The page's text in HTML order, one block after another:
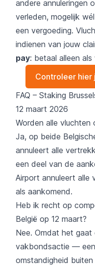
andere annuleringen
verleden, mogelijk
een vergoeding.
indienen van jouw
pay: betaal alleen
Controleer hier
FAQ – Staking
12 maart 2026
Worden alle vluchten
Ja, op beide
annuleert alle
een deel van de
Airport annuleert
als aankomend.
Heb ik recht op
België op 12 maart?
Nee. Omdat het gaat
vakbondsactie —
omstandigheid